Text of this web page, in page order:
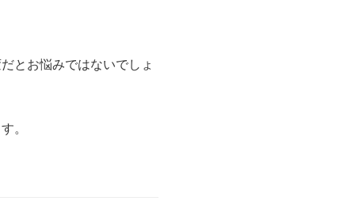
とお悩みではないでしょ
。